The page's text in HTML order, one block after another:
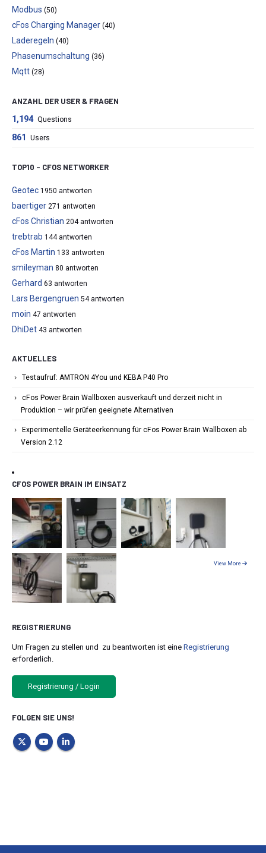
Modbus (50)
cFos Charging Manager (40)
Laderegeln (40)
Phasenumschaltung (36)
Mqtt (28)
ANZAHL DER USER & FRAGEN
1,194 Questions
861 Users
TOP10 – CFOS NETWORKER
Geotec 1950 antworten
baertiger 271 antworten
cFos Christian 204 antworten
trebtrab 144 antworten
cFos Martin 133 antworten
smileyman 80 antworten
Gerhard 63 antworten
Lars Bergengruen 54 antworten
moin 47 antworten
DhiDet 43 antworten
AKTUELLES
Testaufruf: AMTRON 4You und KEBA P40 Pro
cFos Power Brain Wallboxen ausverkauft und derzeit nicht in
Produktion – wir prüfen geeignete Alternativen
Experimentelle Geräteerkennung für cFos Power Brain Wallboxen ab
Version 2.12
CFOS POWER BRAIN IM EINSATZ
View More
REGISTRIERUNG
Um Fragen zu stellen und zu beantworten ist eine Registrierung
erforderlich.
Registrierung / Login
FOLGEN SIE UNS!